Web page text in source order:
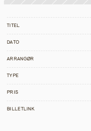
TITEL
DATO
ARRANGØR
TYPE
PRIS
BILLETLINK